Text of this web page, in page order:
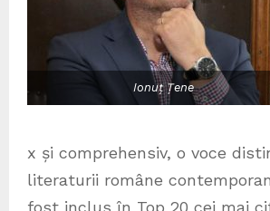
Ionuț Țene
x și comprehensiv, o voce
literaturii române
fost inclus în Top 20 cei mai